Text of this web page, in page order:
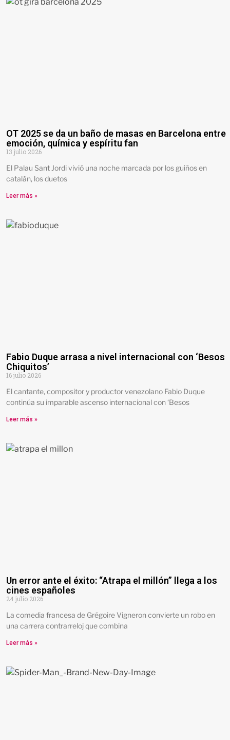
OT 2025 se da un baño de masas en Barcelona entre
emoción, química y espíritu fan
13 julio 2026
El Palau Sant Jordi vivió una noche marcada por los guiños en
catalán, los duetos
Leer más »
Fabio Duque arrasa a nivel internacional con ‘Besos
Chiquitos’
16 julio 2026
El cantante, compositor y productor venezolano Fabio Duque
continúa su imparable ascenso internacional con ‘Besos
Leer más »
Un error ante el éxito: “Atrapa el millón” llega a los
cines españoles
24 julio 2026
La comedia francesa de Grégoire Vigneron convierte un robo en
una carrera contrarreloj que combina
Leer más »